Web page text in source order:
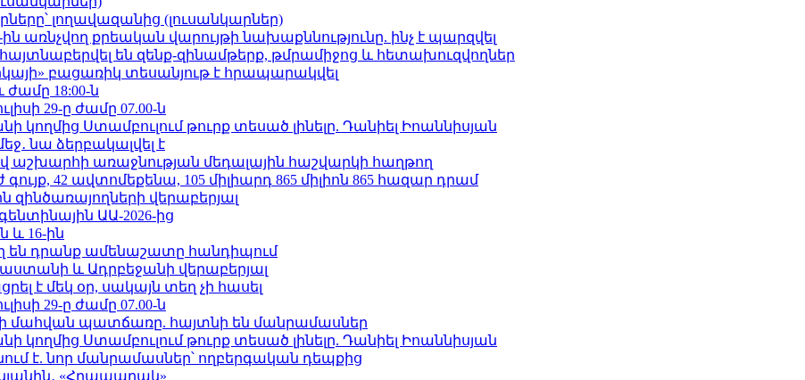
լողավազանից (լուսանկարներ)
ին առնչվող քրեական վարույթի նախաքննությունը. ինչ է պարզվել
են զենք-զինամթերք, թմրամիջոց և հետախուզվողներ
բացառիկ տեսանյութ է հրապարակվել
ժամը 18:00-ն
29-ը ժամը 07.00-ն
Ստամբուլում թուրք տեսած լինելը. Դանիել Իոաննիսյան
նա ձերբակալվել է
առաջնության մեդալային հաշվարկի հաղթող
42 ավտոմեքենա, 105 միլիարդ 865 միլիոն 865 հազար դրամ
զինծառայողների վերաբերյալ
ԱԱ-2026-ից
և 16-ին
դրանք ամենաշատը հանդիպում
և Ադրբեջանի վերաբերյալ
է մեկ օր, սակայն տեղ չի հասել
29-ը ժամը 07.00-ն
մահվան պատճառը. հայտնի են մանրամասներ
Ստամբուլում թուրք տեսած լինելը. Դանիել Իոաննիսյան
է. նոր մանրամասներ՝ ողբերգական դեպքից
«Հրապարակ»